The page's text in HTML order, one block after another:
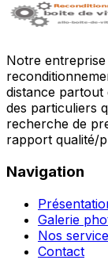
Notre
distance partout
des particuliers
recherche de
rapport qualité/
Navigation
Galerie
Nos
Contact